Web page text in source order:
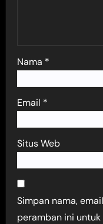
Nama *
Email *
Situs Web
Simpan nama,
peramban ini